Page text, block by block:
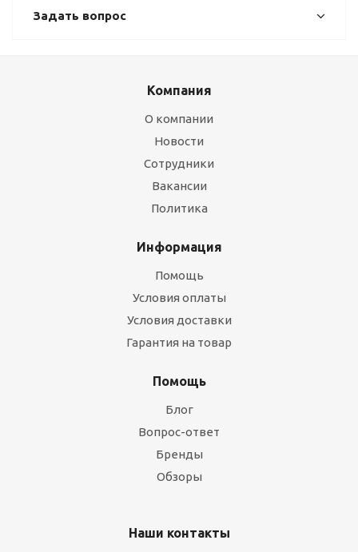
Задать вопрос
Компания
О компании
Новости
Сотрудники
Вакансии
Политика
Информация
Помощь
Условия оплаты
Условия доставки
Гарантия на товар
Помощь
Блог
Вопрос-ответ
Бренды
Обзоры
Наши контакты